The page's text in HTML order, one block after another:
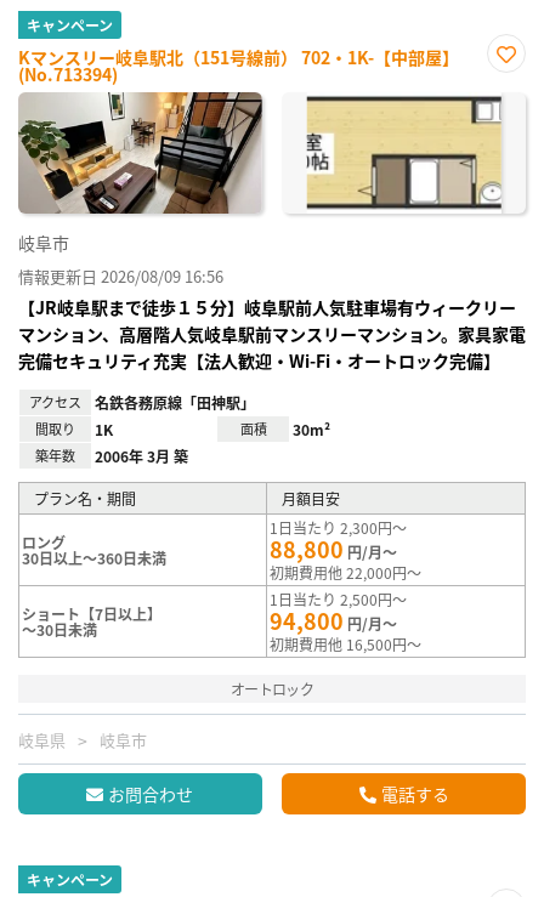
キャンペーン
Kマンスリー岐阜駅北（151号線前） 702・1K-【中部屋】
(No.713394)
に入
り登
岐阜市
情報更新日 2026/08/09 16:56
【JR岐阜駅まで徒歩１５分】岐阜駅前人気駐車場有ウィークリー
マンション、高層階人気岐阜駅前マンスリーマンション。家具家電
完備セキュリティ充実【法人歓迎・Wi-Fi・オートロック完備】
アクセス 名鉄各務原線「田神駅」
間取り 1K 面積 30m²
築年数 2006年 3月 築
プラン名・期間 月額目安
ロング
30日以上～360日未満
1日当たり 2,300円～
88,800 円/月～
初期費用他 22,000円～
ショート【7日以上】
～30日未満
1日当たり 2,500円～
94,800 円/月～
初期費用他 16,500円～
オートロック
岐阜県 岐阜市
お問合わせ 電話する
キャンペーン